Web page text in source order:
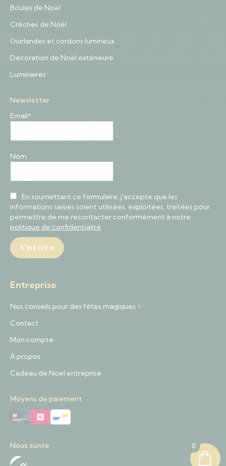
Boules de Noël
Crèches de Noël
Guirlandes et cordons lumineux
Décoration de Noël extérieure
Luminaires
Newsletter
Email*
Nom
En soumettant ce formulaire, j'accepte que les
informations saisies soient utilisées, exploitées, traitées pour
permettre de me recontacter conformément à notre
politique de confidentialité
Entreprise
Nos conseils pour des fêtes magiques ✨
Contact
Mon compte
À propos
Cadeau de Noel entreprise
Moyens de paiement
Nous suivre 0